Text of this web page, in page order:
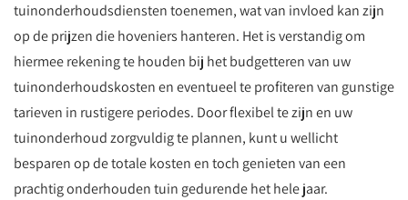
tuinonderhoudsdiensten toenemen, wat van invloed kan zijn
op de prijzen die hoveniers hanteren. Het is verstandig om
hiermee rekening te houden bij het budgetteren van uw
tuinonderhoudskosten en eventueel te profiteren van gunstige
tarieven in rustigere periodes. Door flexibel te zijn en uw
tuinonderhoud zorgvuldig te plannen, kunt u wellicht
besparen op de totale kosten en toch genieten van een
prachtig onderhouden tuin gedurende het hele jaar.